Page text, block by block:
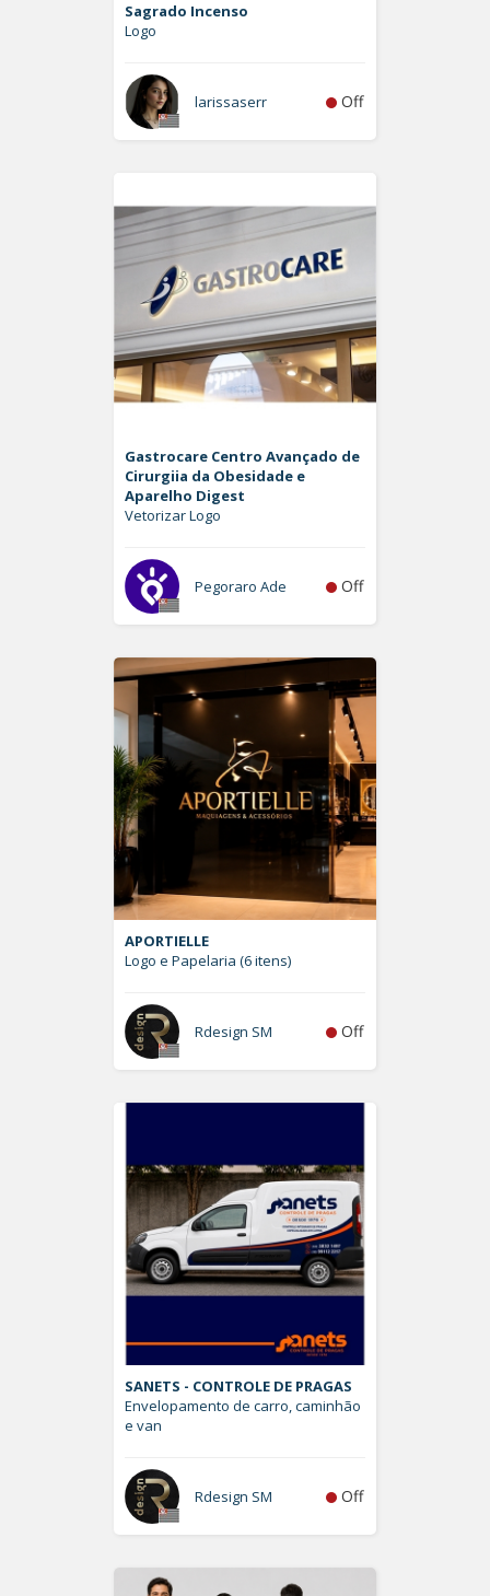
Sagrado Incenso
Logo
larissaserr Off
Gastrocare Centro Avançado de
Cirurgiia da Obesidade e
Aparelho Digest
Vetorizar Logo
Pegoraro Ade Off
APORTIELLE
Logo e Papelaria (6 itens)
Rdesign SM Off
SANETS - CONTROLE DE PRAGAS
Envelopamento de carro, caminhão
e van
Rdesign SM Off